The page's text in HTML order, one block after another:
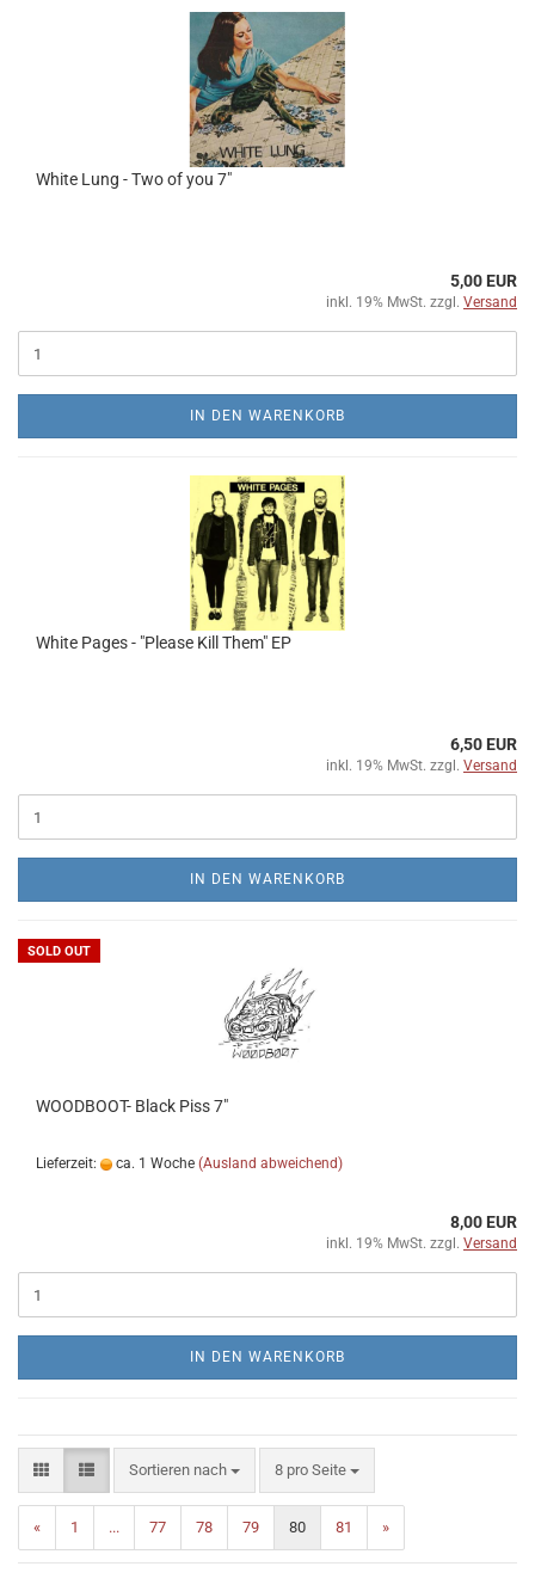
White Lung - Two of you 7"
5,00 EUR
inkl. 19% MwSt. zzgl. Versand
IN DEN WARENKORB
White Pages - "Please Kill Them" EP
6,50 EUR
inkl. 19% MwSt. zzgl. Versand
IN DEN WARENKORB
SOLD OUT
WOODBOOT- Black Piss 7"
Lieferzeit: ca. 1 Woche (Ausland abweichend)
8,00 EUR
inkl. 19% MwSt. zzgl. Versand
IN DEN WARENKORB
Sortieren nach
Sortieren nach 8 pro Seite
pro Seite
« 1 ... 77 78 79 80 81 »